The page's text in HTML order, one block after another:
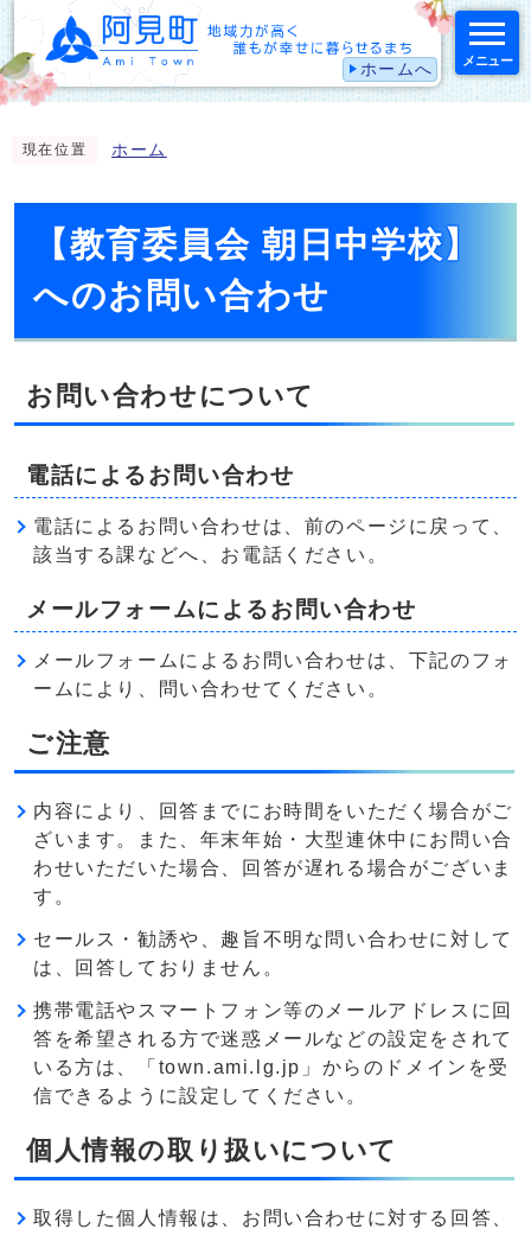
ホームへ メニュー
現在位置 ホーム
【教育委員会 朝日中学校】
へのお問い合わせ
お問い合わせについて
電話によるお問い合わせ
電話によるお問い合わせは、前のページに戻って、
該当する課などへ、お電話ください。
メールフォームによるお問い合わせ
メールフォームによるお問い合わせは、下記のフォ
ームにより、問い合わせてください。
ご注意
内容により、回答までにお時間をいただく場合がご
ざいます。また、年末年始・大型連休中にお問い合
わせいただいた場合、回答が遅れる場合がございま
す。
セールス・勧誘や、趣旨不明な問い合わせに対して
は、回答しておりません。
携帯電話やスマートフォン等のメールアドレスに回
答を希望される方で迷惑メールなどの設定をされて
いる方は、「town.ami.lg.jp」からのドメインを受
信できるように設定してください。
個人情報の取り扱いについて
取得した個人情報は、お問い合わせに対する回答、